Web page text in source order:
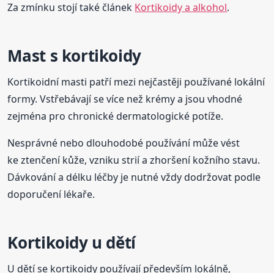
Za zmínku stojí také článek Kortikoidy a alkohol.
Mast s kortikoidy
Kortikoidní masti patří mezi nejčastěji používané lokální
formy. Vstřebávají se více než krémy a jsou vhodné
zejména pro chronické dermatologické potíže.
Nesprávné nebo dlouhodobé používání může vést
ke ztenčení kůže, vzniku strií a zhoršení kožního stavu.
Dávkování a délku léčby je nutné vždy dodržovat podle
doporučení lékaře.
Kortikoidy u dětí
U dětí se kortikoidy používají především lokálně,